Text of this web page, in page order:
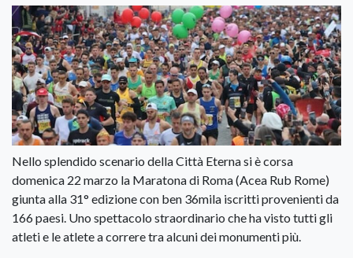
Nello splendido scenario della Città Eterna si è corsa
domenica 22 marzo la Maratona di Roma (Acea Rub Rome)
giunta alla 31° edizione con ben 36mila iscritti provenienti da
166 paesi. Uno spettacolo straordinario che ha visto tutti gli
atleti e le atlete a correre tra alcuni dei monumenti più.